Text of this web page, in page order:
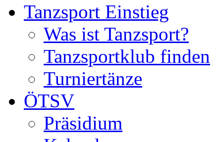
Tanzsport Einstieg
Was ist Tanzsport?
Tanzsportklub finden
Turniertänze
ÖTSV
Präsidium